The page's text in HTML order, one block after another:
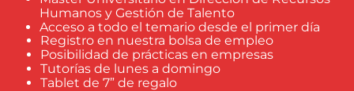
Humanos y Gestión de Talento
Acceso a todo el temario desde el primer día
Registro en nuestra bolsa de empleo
Posibilidad de prácticas en empresas
Tutorías de lunes a domingo
Tablet de 7” de regalo